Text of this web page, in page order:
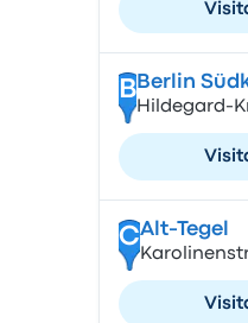
B Berlin
Hildegard-
CAlt-Tegel